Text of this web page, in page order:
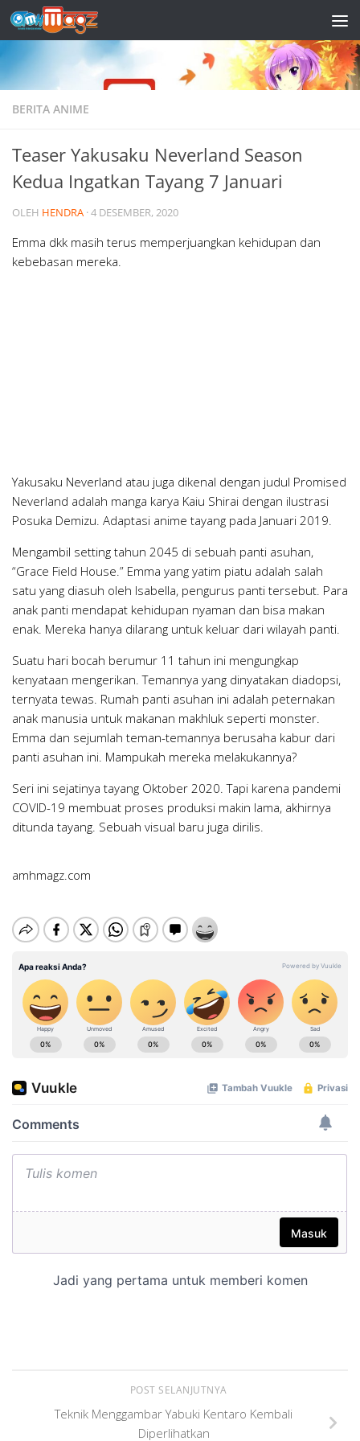
Skip to content
BERITA ANIME
Teaser Yakusaku Neverland Season
Kedua Ingatkan Tayang 7 Januari
OLEH HENDRA ·4 DESEMBER, 2020
Emma dkk masih terus memperjuangkan kehidupan dan
kebebasan mereka.
Yakusaku Neverland atau juga dikenal dengan judul Promised
Neverland adalah manga karya Kaiu Shirai dengan ilustrasi
Posuka Demizu. Adaptasi anime tayang pada Januari 2019.
Mengambil setting tahun 2045 di sebuah panti asuhan,
“Grace Field House.” Emma yang yatim piatu adalah salah
satu yang diasuh oleh Isabella, pengurus panti tersebut. Para
anak panti mendapat kehidupan nyaman dan bisa makan
enak. Mereka hanya dilarang untuk keluar dari wilayah panti.
Suatu hari bocah berumur 11 tahun ini mengungkap
kenyataan mengerikan. Temannya yang dinyatakan diadopsi,
ternyata tewas. Rumah panti asuhan ini adalah peternakan
anak manusia untuk makanan makhluk seperti monster.
Emma dan sejumlah teman-temannya berusaha kabur dari
panti asuhan ini. Mampukah mereka melakukannya?
Seri ini sejatinya tayang Oktober 2020. Tapi karena pandemi
COVID-19 membuat proses produksi makin lama, akhirnya
ditunda tayang. Sebuah visual baru juga dirilis.
amhmagz.com
POST SELANJUTNYA
Teknik Menggambar Yabuki Kentaro Kembali
Diperlihatkan